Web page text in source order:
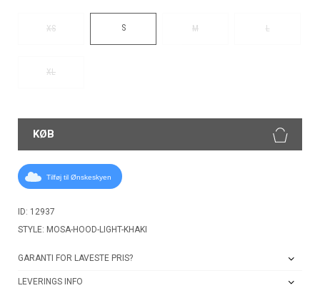
XS S M L
XL
KØB
Tilføj til Ønskeskyen
ID: 12937
STYLE: MOSA-HOOD-LIGHT-KHAKI
GARANTI FOR LAVESTE PRIS?
LEVERINGS INFO